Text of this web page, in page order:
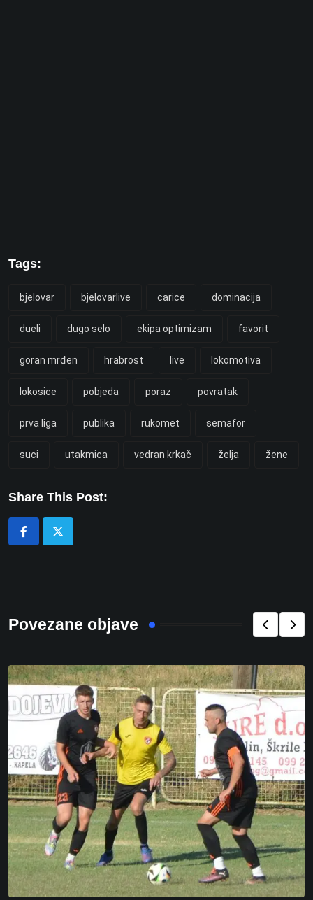
Tags:
bjelovar bjelovarlive carice dominacija
dueli dugo selo ekipa optimizam favorit
goran mrđen hrabrost live lokomotiva
lokosice pobjeda poraz povratak
prva liga publika rukomet semafor
suci utakmica vedran krkač želja žene
Share This Post:
Povezane objave